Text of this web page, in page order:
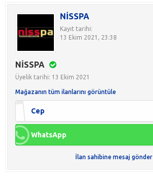
NİSSPA
Kayıt tarihi:
13 Ekim 2021, 23:38
NİSSPA
Üyelik tarihi: 13 Ekim 2021
Mağazanın tüm ilanlarını görüntüle
Cep
WhatsApp
İlan sahibine mesaj gönder